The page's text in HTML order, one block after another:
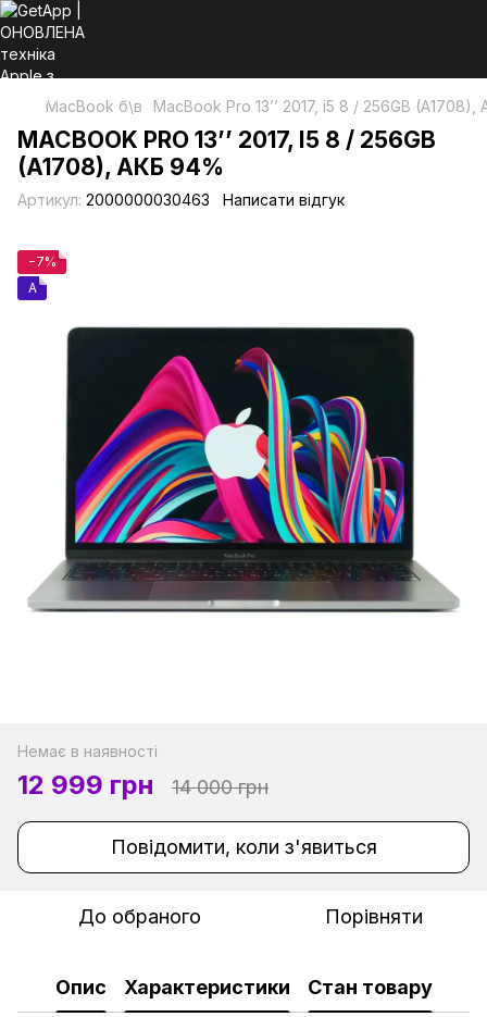
MacBook б\в MacBook Pro 13’’ 2017, i5 8 / 256GB
MACBOOK PRO 13’’ 2017, I5 8 / 256GB
(A1708), АКБ 94%
Артикул: 2000000030463 Написати відгук
−7%
A
Немає в наявності
12 999 грн 14 000 грн
Повідомити, коли з'явиться
До обраного Порівняти
Опис Характеристики Стан товару